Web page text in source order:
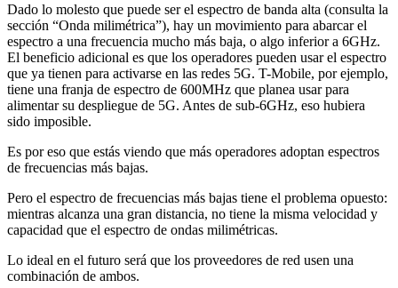
Dado lo molesto que puede ser el espectro de banda alta (consulta la
sección “Onda milimétrica”), hay un movimiento para abarcar el
espectro a una frecuencia mucho más baja, o algo inferior a 6GHz.
El beneficio adicional es que los operadores pueden usar el espectro
que ya tienen para activarse en las redes 5G. T-Mobile, por ejemplo,
tiene una franja de espectro de 600MHz que planea usar para
alimentar su despliegue de 5G. Antes de sub-6GHz, eso hubiera
sido imposible.
Es por eso que estás viendo que más operadores adoptan espectros
de frecuencias más bajas.
Pero el espectro de frecuencias más bajas tiene el problema opuesto:
mientras alcanza una gran distancia, no tiene la misma velocidad y
capacidad que el espectro de ondas milimétricas.
Lo ideal en el futuro será que los proveedores de red usen una
combinación de ambos.